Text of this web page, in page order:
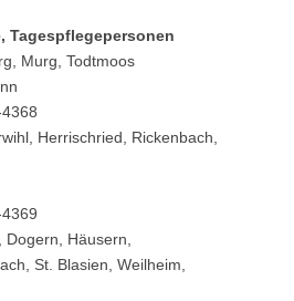
Tagespflegepersonen
Murg, Todtmoos
Herrischried, Rickenbach,
Häusern,
St. Blasien, Weilheim,